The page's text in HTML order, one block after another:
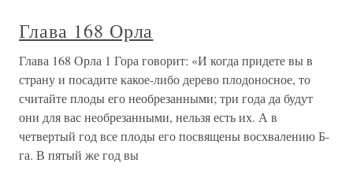
Глава 168 Орла
Глава 168 Орла 1 Гора говорит: «И когда придете вы в
страну и посадите какое-либо дерево плодоносное, то
считайте плоды его необрезанными; три года да будут
они для вас необрезанными, нельзя есть их. А в
четвертый год все плоды его посвящены восхвалению Б-
га. В пятый же год вы